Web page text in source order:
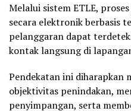
Melalui sistem ETLE,
secara elektronik berbasis
pelanggaran dapat
kontak langsung di
Pendekatan ini diharapkan
objektivitas penindakan,
penyimpangan, serta